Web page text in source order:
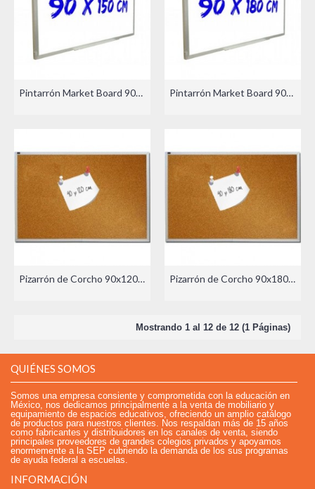
Pintarrón Market Board 90x150cm Pintarrón Market Board 90x180cm
Pizarrón de Corcho 90x120cm Pizarrón de Corcho 90x180cm
Mostrando 1 al 12 de 12 (1 Páginas)
QUIÉNES SOMOS
Somos una empresa consiente y comprometida con la educación en
México, nos dedicamos principalmente a la venta de mobiliario y
equipamiento de espacios educativos, ofreciendo un amplio catálogo
de productos para nuestros clientes. Nos respaldan más de 15 años
como fabricantes y distribuidores en los canales de venta, siendo
principales proveedores de grandes colegios privados y apoyamos
enormemente a la SEP cubriendo la demanda de los sus programas
de ayuda federal a escuelas.
INFORMACIÓN